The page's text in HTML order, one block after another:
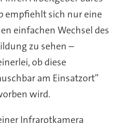
empfiehlt sich nur eine
einfachen Wechsel des
zu sehen –
ob diese
am Einsatzort”
wird.
Infrarotkamera